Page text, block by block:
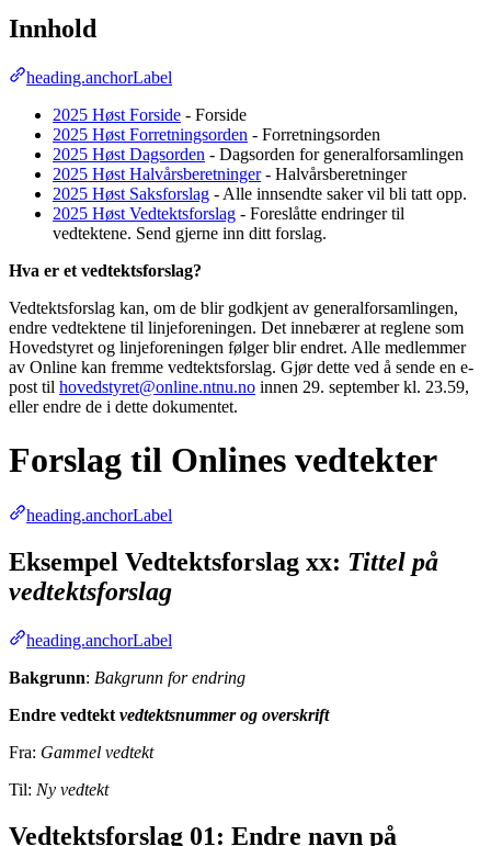
Innhold
heading.anchorLabel
2025 Høst Forside - Forside
2025 Høst Forretningsorden - Forretningsorden
2025 Høst Dagsorden - Dagsorden for generalforsamlingen
2025 Høst Halvårsberetninger- Halvårsberetninger
2025 Høst Saksforslag - Alle innsendte saker vil bli tatt opp.
2025 Høst Vedtektsforslag - Foreslåtte endringer til
vedtektene. Send gjerne inn ditt forslag.
Hva er et vedtektsforslag?
Vedtektsforslag kan, om de blir godkjent av generalforsamlingen,
endre vedtektene til linjeforeningen. Det innebærer at reglene som
Hovedstyret og linjeforeningen følger blir endret. Alle medlemmer
av Online kan fremme vedtektsforslag. Gjør dette ved å sende en e-
post til hovedstyret@online.ntnu.no innen 29. september kl. 23.59,
eller endre de i dette dokumentet.
Forslag til Onlines vedtekter
heading.anchorLabel
Eksempel Vedtektsforslag xx: Tittel på
vedtektsforslag
heading.anchorLabel
Bakgrunn: Bakgrunn for endring
Endre vedtekt vedtektsnummer og overskrift
Fra: Gammel vedtekt
Til: Ny vedtekt
Vedtektsforslag 01: Endre navn på